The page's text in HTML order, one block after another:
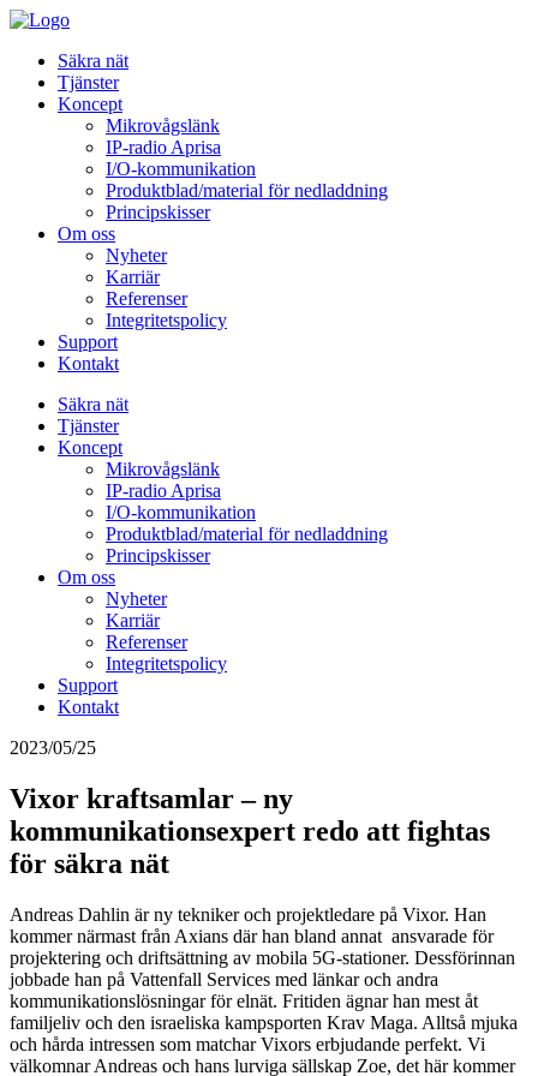
Säkra nät
Tjänster
Koncept
Mikrovågslänk
IP-radio Aprisa
I/O-kommunikation
Produktblad/material för nedladdning
Principskisser
Om oss
Nyheter
Karriär
Referenser
Integritetspolicy
Support
Kontakt
Säkra nät
Tjänster
Koncept
Mikrovågslänk
IP-radio Aprisa
I/O-kommunikation
Produktblad/material för nedladdning
Principskisser
Om oss
Nyheter
Karriär
Referenser
Integritetspolicy
Support
Kontakt
2023/05/25
Vixor kraftsamlar – ny
kommunikationsexpert redo att fightas
för säkra nät
Andreas Dahlin är ny tekniker och projektledare på Vixor. Han
kommer närmast från Axians där han bland annat ansvarade för
projektering och driftsättning av mobila 5G-stationer. Dessförinnan
jobbade han på Vattenfall Services med länkar och andra
kommunikationslösningar för elnät. Fritiden ägnar han mest åt
familjeliv och den israeliska kampsporten Krav Maga. Alltså mjuka
och hårda intressen som matchar Vixors erbjudande perfekt. Vi
välkomnar Andreas och hans lurviga sällskap Zoe, det här kommer